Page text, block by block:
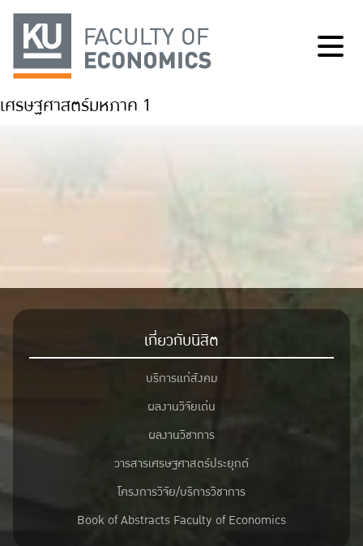
เศรษฐศาสตร์มหภาค 1
เกี่ยวกับนิสิต
บริการแก่สังคม
ผลงานวิจัยเด่น
ผลงานวิชาการ
วารสารเศรษฐศาสตร์ประยุกต์
โครงการวิจัย/บริการวิชาการ
Book of Abstracts Faculty of Economics